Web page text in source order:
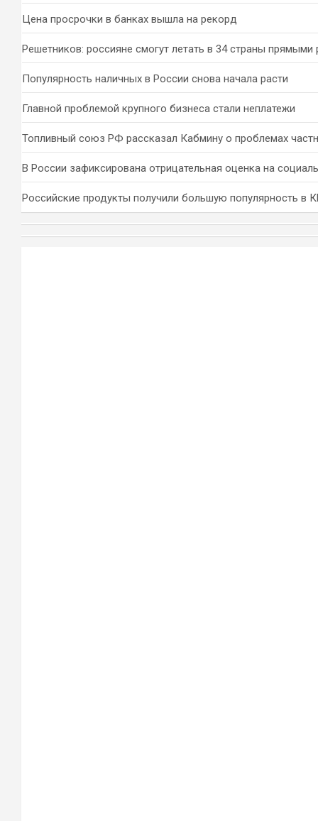
Цена просрочки в банках вышла на рекорд
Решетников: россияне смогут летать в 34 страны прямыми
Популярность наличных в России снова начала расти
Главной проблемой крупного бизнеса стали неплатежи
Топливный союз РФ рассказал Кабмину о проблемах
В России зафиксирована отрицательная оценка на
Российские продукты получили большую популярность в